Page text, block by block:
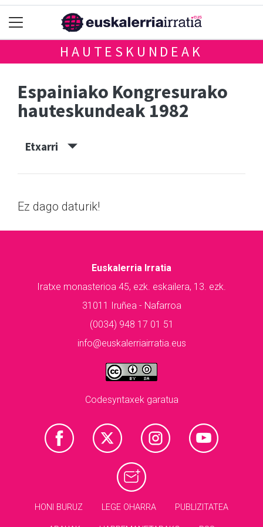
HAUTESKUNDEAK
Espainiako Kongresurako
hauteskundeak 1982
Etxarri
Ez dago daturik!
Euskalerria Irratia
Iratxe monasterioa 45, ezk. eskailera, 13. ezk.
31011 Iruñea - Nafarroa
(0034) 948 17 01 51
info@euskalerriairratia.eus
Codesyntaxek garatua
HONI BURUZ LEGE OHARRA PUBLIZITATEA